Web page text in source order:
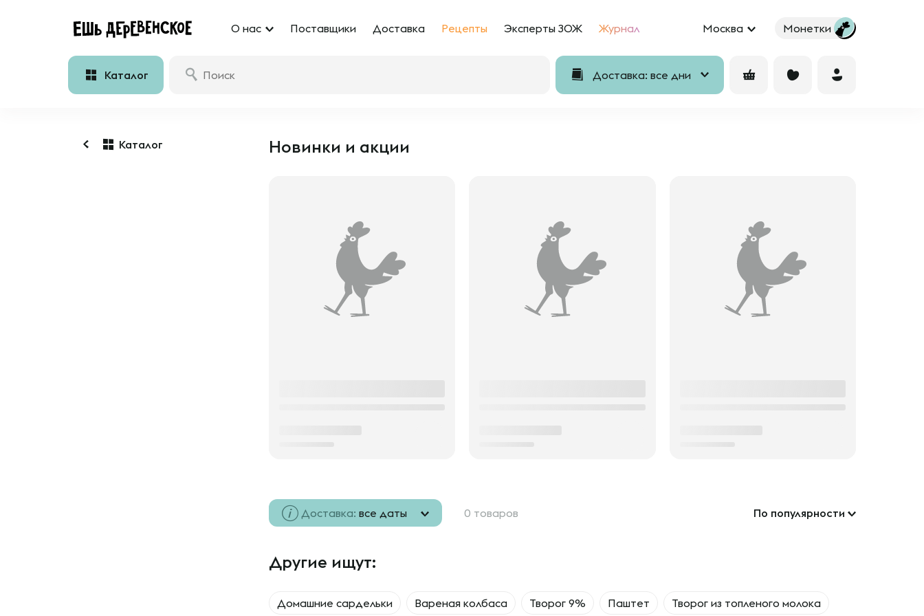
О нас Поставщики Доставка Рецепты Эксперты ЗОЖ Журнал Москва Монетки
Каталог Доставка: все дни
Каталог Новинки и акции
Доставка: все даты 0 товаров По популярности
Другие ищут:
Домашние сардельки Вареная колбаса Творог 9% Паштет Творог из топленого молока